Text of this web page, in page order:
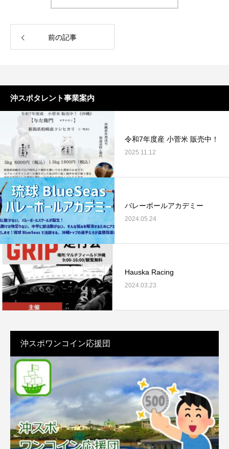
前の記事
沖スポタレント事業案内
令和7年度産 小菅米 販売中！
2025.11.12
バレーボールアカデミー
2024.05.24
Hauska Racing
2024.03.23
沖スポワンコイン応援団